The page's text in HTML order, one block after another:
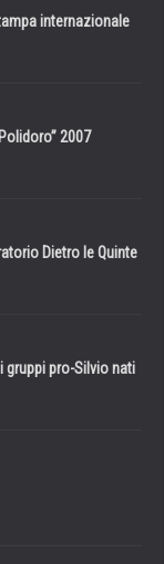
internazionale
2007
Dietro le Quinte
gruppi pro-Silvio nati